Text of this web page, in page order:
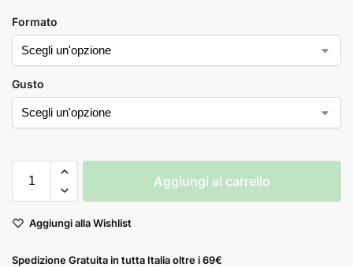
Formato
Gusto
Aggiungi al carrello
Aggiungi alla Wishlist
Spedizione Gratuita in tutta Italia oltre i 69€